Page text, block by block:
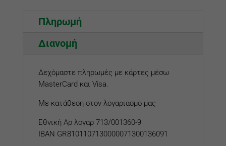
Πληρωμή
Διανομή
Δεχόμαστε πληρωμές με κάρτες μέσω
MasterCard και Visa.
Με κατάθεση στον λογαριασμό μας
Εθνική Αρ λογαρ 713/001360-9
IBAN GR8101107130000071300136091